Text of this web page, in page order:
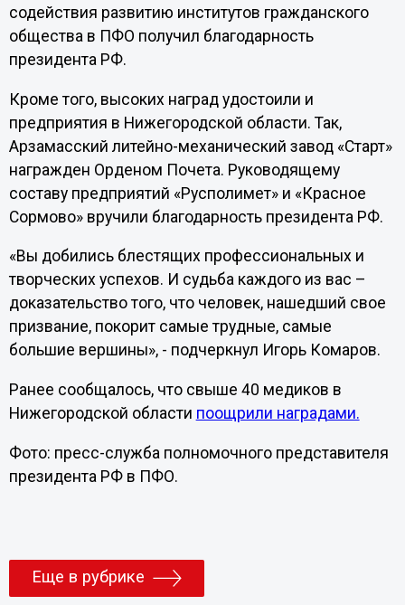
содействия развитию институтов гражданского
общества в ПФО получил благодарность
президента РФ.
Кроме того, высоких наград удостоили и
предприятия в Нижегородской области. Так,
Арзамасский литейно-механический завод «Старт»
награжден Орденом Почета. Руководящему
составу предприятий «Русполимет» и «Красное
Сормово» вручили благодарность президента РФ.
«Вы добились блестящих профессиональных и
творческих успехов. И судьба каждого из вас –
доказательство того, что человек, нашедший свое
призвание, покорит самые трудные, самые
большие вершины», - подчеркнул Игорь Комаров.
Ранее сообщалось, что свыше 40 медиков в
Нижегородской области поощрили наградами.
Фото: пресс-служба полномочного представителя
президента РФ в ПФО.
Еще в рубрике